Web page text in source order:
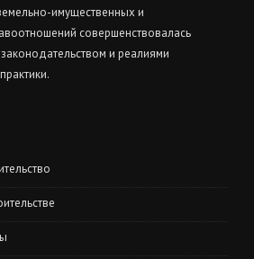
имущественных и
совершенствовалась
и реалиями